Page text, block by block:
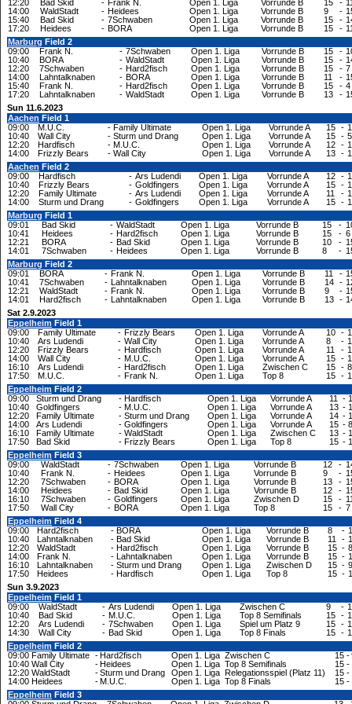
12:20
Bad Skid - Frank N. Open 1. Liga Vorrunde B 15 -
14:00
WaldStadt - Heidees Open 1. Liga Vorrunde B 9 -
15:40
Bad Skid - 7Schwaben Open 1. Liga Vorrunde B 15 -
17:20
Heidees - BORA Open 1. Liga Vorrunde B 15 -
Marburg Field 2
09:00
Frank N. - 7Schwaben Open 1. Liga Vorrunde B 15 -
10:40
BORA - WaldStadt Open 1. Liga Vorrunde B 15 -
12:20
7Schwaben - Hard2fisch Open 1. Liga Vorrunde B 15 - 7
14:00
Lahntalknaben - BORA Open 1. Liga Vorrunde B 11 -
15:40
Frank N. - Hard2fisch Open 1. Liga Vorrunde B 15 - 4
17:20
Lahntalknaben - WaldStadt Open 1. Liga Vorrunde B 13 -
Sun 11.6.2023
Aachen Field 1
09:00
M.U.C. - Family Ultimate Open 1. Liga Vorrunde A 15 - 1
10:40
Wall City - Sturm und Drang Open 1. Liga Vorrunde A 15 - 5
12:20
Hardfisch - M.U.C. Open 1. Liga Vorrunde A 12 -
14:00
Frizzly Bears - Wall City Open 1. Liga Vorrunde A 13 -
Aachen Field 2
09:00
Hardfisch - Ars Ludendi Open 1. Liga Vorrunde A 12 -
10:40
Frizzly Bears - Goldfingers Open 1. Liga Vorrunde A 15 -
12:20
Family Ultimate - Ars Ludendi Open 1. Liga Vorrunde A 11 -
14:00
Sturm und Drang - Goldfingers Open 1. Liga Vorrunde A 15 -
Marburg Field 1
09:01
Bad Skid - WaldStadt Open 1. Liga Vorrunde B 15 -
10:41
Heidees - Hard2fisch Open 1. Liga Vorrunde B 15 - 6
12:21
BORA - Bad Skid Open 1. Liga Vorrunde B 10 -
14:01
7Schwaben - Heidees Open 1. Liga Vorrunde B 8 -
Marburg Field 2
09:01
BORA - Frank N. Open 1. Liga Vorrunde B 11 -
10:41
7Schwaben - Lahntalknaben Open 1. Liga Vorrunde B 14 -
12:21
WaldStadt - Frank N. Open 1. Liga Vorrunde B 9 -
14:01
Hard2fisch - Lahntalknaben Open 1. Liga Vorrunde B 13 -
Sat 2.9.2023
Eppelheim Field 1
09:00
Family Ultimate - Frizzly Bears Open 1. Liga Vorrunde A 10 -
10:40
Ars Ludendi - Wall City Open 1. Liga Vorrunde A 8 -
12:20
Frizzly Bears - Hardfisch Open 1. Liga Vorrunde A 11 -
14:00
Wall City - M.U.C. Open 1. Liga Vorrunde A 15 -
16:10
Ars Ludendi - Hard2fisch Open 1. Liga Zwischen C 15 - 8
17:50
M.U.C. - Frank N. Open 1. Liga Top 8 15 -
Eppelheim Field 2
09:00
Sturm und Drang - Hardfisch Open 1. Liga Vorrunde A 11 -
10:40
Goldfingers - M.U.C. Open 1. Liga Vorrunde A 13 -
12:20
Family Ultimate - Sturm und Drang Open 1. Liga Vorrunde A 14 -
14:00
Ars Ludendi - Goldfingers Open 1. Liga Vorrunde A 15 - 8
16:10
Family Ultimate - WaldStadt Open 1. Liga Zwischen C 13 -
17:50
Bad Skid - Frizzly Bears Open 1. Liga Top 8 15 -
Eppelheim Field 3
09:00
WaldStadt - 7Schwaben Open 1. Liga Vorrunde B 12 -
10:40
Frank N. - Heidees Open 1. Liga Vorrunde B 9 -
12:20
7Schwaben - BORA Open 1. Liga Vorrunde B 13 -
14:00
Heidees - Bad Skid Open 1. Liga Vorrunde B 12 -
16:10
7Schwaben - Goldfingers Open 1. Liga Zwischen D 15 -
17:50
Wall City - BORA Open 1. Liga Top 8 15 - 7
Eppelheim Field 4
09:00
Hard2fisch - BORA Open 1. Liga Vorrunde B 8 -
10:40
Lahntalknaben - Bad Skid Open 1. Liga Vorrunde B 11 -
12:20
WaldStadt - Hard2fisch Open 1. Liga Vorrunde B 15 - 8
14:00
Frank N. - Lahntalknaben Open 1. Liga Vorrunde B 15 -
16:10
Lahntalknaben - Sturm und Drang Open 1. Liga Zwischen D 15 - 9
17:50
Heidees - Hardfisch Open 1. Liga Top 8 15 -
Sun 3.9.2023
Eppelheim Field 1
09:00
WaldStadt - Ars Ludendi Open 1. Liga Zwischen C 9 -
10:40
Bad Skid - M.U.C. Open 1. Liga Top 8 Semifinals 15 -
12:20
Ars Ludendi - 7Schwaben Open 1. Liga Spiel um Platz 9 15 -
14:30
Wall City - Bad Skid Open 1. Liga Top 8 Finals 15 -
Eppelheim Field 2
09:00 Family Ultimate -Hard2fisch Open 1. Liga Zwischen C 15 -
10:40 Wall City -Heidees Open 1. Liga Top 8 Semifinals 15 -
12:20 WaldStadt -Sturm und Drang Open 1. Liga Relegationsspiel (Platz 11) 15 -
14:00 Heidees -M.U.C. Open 1. Liga Top 8 Finals 15 -
Eppelheim Field 3